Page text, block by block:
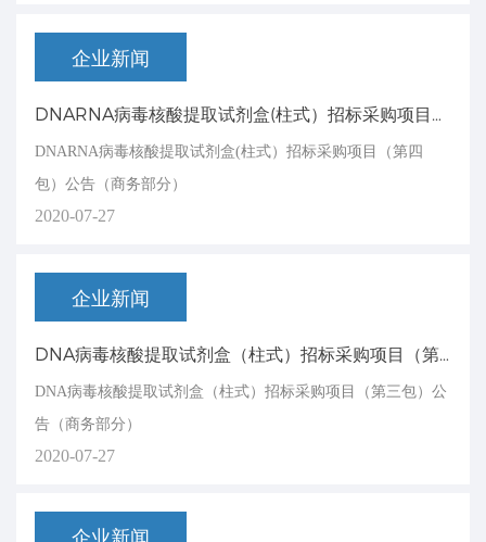
企业新闻
DNARNA病毒核酸提取试剂盒(柱式）招标采购项目（第四包）公告（商务部分）
DNARNA病毒核酸提取试剂盒(柱式）招标采购项目（第四
包）公告（商务部分）
2020-07-27
企业新闻
DNA病毒核酸提取试剂盒（柱式）招标采购项目（第三包）公
告（商务部分）
2020-07-27
企业新闻